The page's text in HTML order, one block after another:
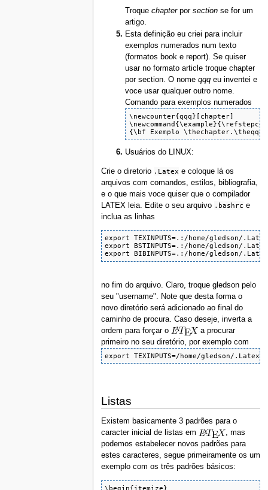
Troquechapterporsection se for um
artigo.
Esta definição eu criei para incluir
exemplos numerados num texto
(formatos book e report). Se quiser
usar no formato article troque chapter
por section. O nomeqqq eu inventei e
voce usar qualquer outro nome.
Comando para exemplos numerados
\newcounter{qqq}[chapter]
{\bf Exemplo
Usuários do LINUX:
Crie o diretorio .Latex e coloque lá os
arquivos com comandos, estilos, bibliografia,
e o que mais voce quiser que o compilador
LATEX leia. Edite o seu arquivo .bashrc e
inclua as linhas
export TEXINPUTS=.:/home/gledson/
export BSTINPUTS=.:/home/gledson/.Latex
export BIBINPUTS=.:/home/gledson/.Latex
no fim do arquivo. Claro, troque gledson pelo
seu "username". Note que desta forma o
novo diretório será adicionado ao final do
caminho de procura. Caso deseje, inverta a
ordem para forçar o
a procurar
primeiro no seu diretório, por exemplo com
export TEXINPUTS=/home/gledson/
Listas
Existem basicamente 3 padrões para o
caracter inicial de listas em
, mas
podemos estabelecer novos padrões para
estes caracteres, segue primeiramente os um
exemplo com os três padrões básicos:
\begin{itemize}